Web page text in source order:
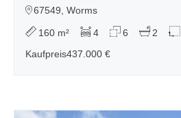
67549, Worms
160 m² 4 6 2
Kaufpreis437.000 €